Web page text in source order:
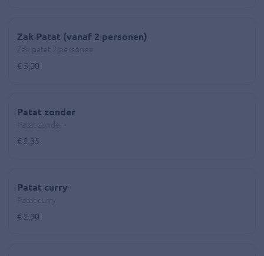
Zak Patat (vanaf 2 personen)
€ 5,00
Patat zonder
€ 2,35
Patat curry
€ 2,90